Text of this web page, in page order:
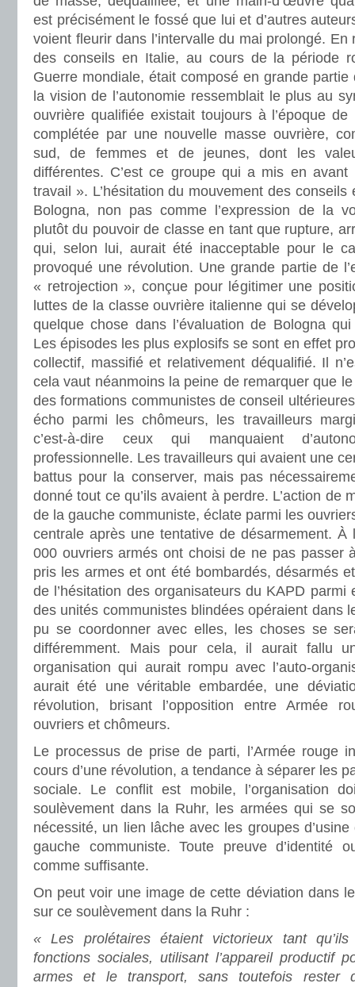
est précisément le fossé que lui et d’autres
voient fleurir dans l’intervalle du mai prolongé.
des conseils en Italie, au cours de la période
Guerre mondiale, était composé en grande partie
la vision de l’autonomie ressemblait le plus au
ouvrière qualifiée existait toujours à l’époque
complétée par une nouvelle masse ouvrière,
sud, de femmes et de jeunes, dont les
différentes. C’est ce groupe qui a mis en
travail ». L’hésitation du mouvement des
Bologna, non pas comme l’expression de la
plutôt du pouvoir de classe en tant que rupture,
qui, selon lui, aurait été inacceptable pour le
provoqué une révolution. Une grande partie de
« retrojection », conçue pour légitimer une
luttes de la classe ouvrière italienne qui se
quelque chose dans l’évaluation de Bologna
Les épisodes les plus explosifs se sont en effet
collectif, massifié et relativement déqualifié. Il
cela vaut néanmoins la peine de remarquer que
des formations communistes de conseil
écho parmi les chômeurs, les travailleurs
c’est-à-dire ceux qui manquaient
professionnelle. Les travailleurs qui avaient une
battus pour la conserver, mais pas
donné tout ce qu’ils avaient à perdre. L’action de
de la gauche communiste, éclate parmi les
centrale après une tentative de désarmement. À
000 ouvriers armés ont choisi de ne pas passer
pris les armes et ont été bombardés, désarmés
de l’hésitation des organisateurs du KAPD parmi
des unités communistes blindées opéraient dans
pu se coordonner avec elles, les choses se
différemment. Mais pour cela, il aurait fallu
organisation qui aurait rompu avec l’auto-
aurait été une véritable embardée, une
révolution, brisant l’opposition entre Armée
ouvriers et chômeurs.
Le processus de prise de parti, l’Armée rouge
cours d’une révolution, a tendance à séparer les
sociale. Le conflit est mobile, l’organisation
soulèvement dans la Ruhr, les armées qui se
nécessité, un lien lâche avec les groupes
gauche communiste. Toute preuve d’identité
comme suffisante.
On peut voir une image de cette déviation dans
sur ce soulèvement dans la Ruhr :
« Les prolétaires étaient victorieux tant qu’ils
fonctions sociales, utilisant l’appareil productif
armes et le transport, sans toutefois rester